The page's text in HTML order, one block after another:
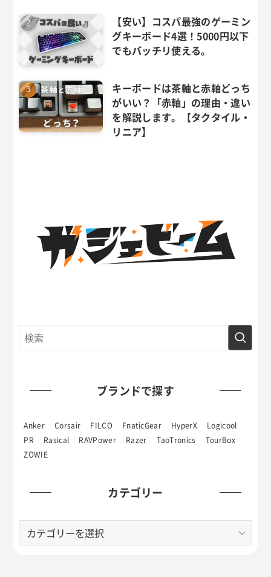
【安い】コスパ最強のゲーミン
グキーボード4選！5000円以下
でもバッチリ使える。
キーボードは茶軸と赤軸どっち
がいい？「赤軸」の理由・違い
を解説します。【タクタイル・
リニア】
ブランドで探す
Anker Corsair FILCO FnaticGear HyperX
Logicool
PR
Rasical RAVPower Razer TaoTronics
TourBox
ZOWIE
カテゴリー
テ